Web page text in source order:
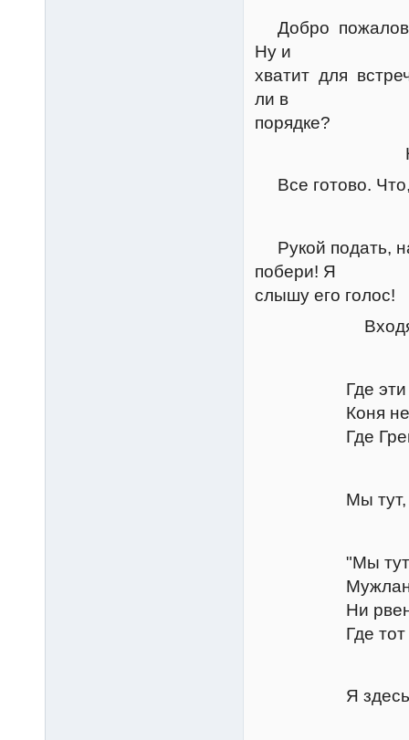
Добро
Ну и
хватит для
ли в
порядке?
Все готово.
Рукой подать,
побери! Я
слышу его голос!
Входят
Где эти
Коня не
Где Грегори,
Мы тут,
"Мы тут,
Мужланы
Ни рвенья,
Где тот
Я здесь,